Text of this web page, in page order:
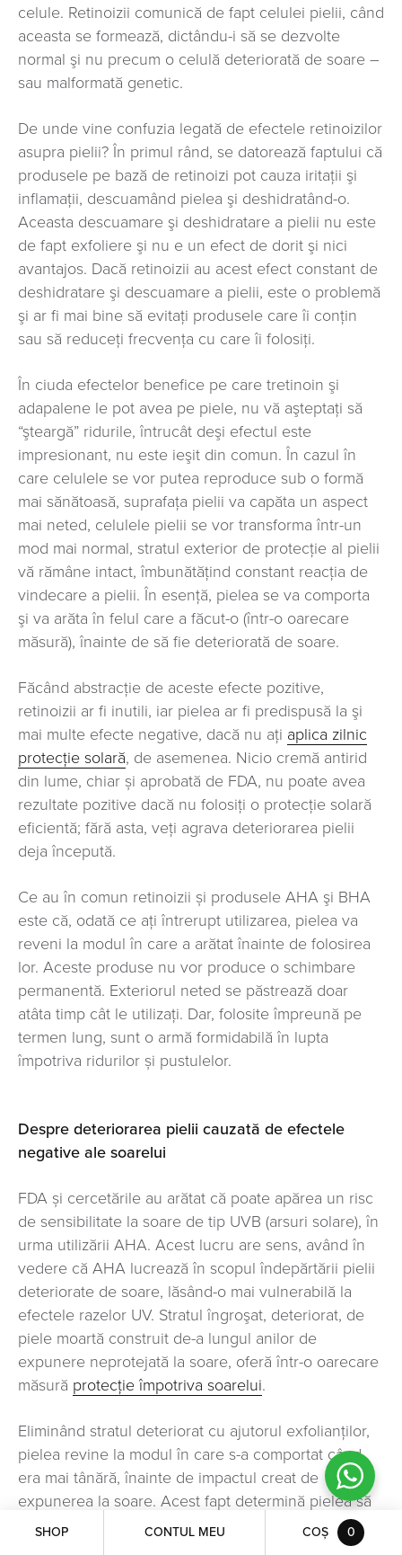
celule. Retinoizii comunică de fapt celulei pielii, când
aceasta se formează, dictându-i să se dezvolte
normal şi nu precum o celulă deteriorată de soare –
sau malformată genetic.
De unde vine confuzia legată de efectele retinoizilor
asupra pielii? În primul rând, se datorează faptului că
produsele pe bază de retinoizi pot cauza iritaţii şi
inflamaţii, descuamând pielea şi deshidratând-o.
Aceasta descuamare şi deshidratare a pielii nu este
de fapt exfoliere şi nu e un efect de dorit şi nici
avantajos. Dacă retinoizii au acest efect constant de
deshidratare şi descuamare a pielii, este o problemă
şi ar fi mai bine să evitaţi produsele care îi conţin
sau să reduceţi frecvenţa cu care îi folosiţi.
În ciuda efectelor benefice pe care tretinoin şi
adapalene le pot avea pe piele, nu vă aşteptaţi să
“şteargă” ridurile, întrucât deşi efectul este
impresionant, nu este ieşit din comun. În cazul în
care celulele se vor putea reproduce sub o formă
mai sănătoasă, suprafaţa pielii va capăta un aspect
mai neted, celulele pielii se vor transforma într-un
mod mai normal, stratul exterior de protecție al pielii
vă rămâne intact, îmbunătăţind constant reacţia de
vindecare a pielii. În esență, pielea se va comporta
şi va arăta în felul care a făcut-o (într-o oarecare
măsură), înainte de să fie deteriorată de soare.
Făcând abstracție de aceste efecte pozitive,
retinoizii ar fi inutili, iar pielea ar fi predispusă la şi
mai multe efecte negative, dacă nu aţi aplica zilnic
protecție solară, de asemenea. Nicio cremă antirid
din lume, chiar și aprobată de FDA, nu poate avea
rezultate pozitive dacă nu folosiți o protecție solară
eficientă; fără asta, veţi agrava deteriorarea pielii
deja începută.
Ce au în comun retinoizii și produsele AHA şi BHA
este că, odată ce ați întrerupt utilizarea, pielea va
reveni la modul în care a arătat înainte de folosirea
lor. Aceste produse nu vor produce o schimbare
permanentă. Exteriorul neted se păstrează doar
atâta timp cât le utilizaţi. Dar, folosite împreună pe
termen lung, sunt o armă formidabilă în lupta
împotriva ridurilor și pustulelor.
Despre deteriorarea pielii cauzată de efectele
negative ale soarelui
FDA și cercetările au arătat că poate apărea un risc
de sensibilitate la soare de tip UVB (arsuri solare), în
urma utilizării AHA. Acest lucru are sens, având în
vedere că AHA lucrează în scopul îndepărtării pielii
deteriorate de soare, lăsând-o mai vulnerabilă la
efectele razelor UV. Stratul îngroşat, deteriorat, de
piele moartă construit de-a lungul anilor de
expunere neprotejată la soare, oferă într-o oarecare
măsură protecţie împotriva soarelui.
Eliminând stratul deteriorat cu ajutorul exfolianţilor,
pielea revine la modul în care s-a comportat când
era mai tânără, înainte de impactul creat de
expunerea la soare. Acest fapt determină pielea să
arate mai bine, dar creează, de asemenea, un risc
reînnoit de vulnerabilitate la soare. Desigur, această
SHOP CONTUL MEU COȘ 0